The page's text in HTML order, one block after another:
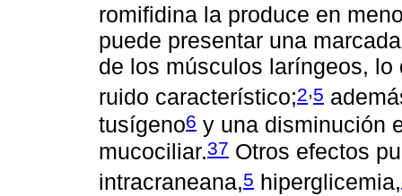
romifidina la produce en
puede presentar una
de los músculos laríngeos,
ruido característico;2,5
tusígeno6 y una disminución
mucociliar.37 Otros efectos
intracraneana,5 hiperglicemia,